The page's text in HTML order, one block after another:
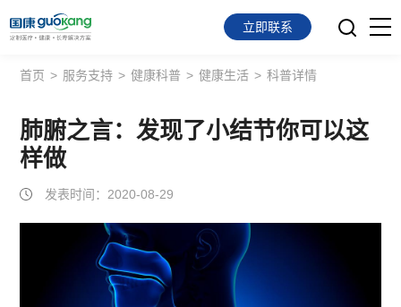
首页
面向会员
面向企业
立即联系
首页 > 服务支持 > 健康科普 > 健康生活 > 科普详情
肺腑之言：发现了小结节你可以这
样做
发表时间：2020-08-29